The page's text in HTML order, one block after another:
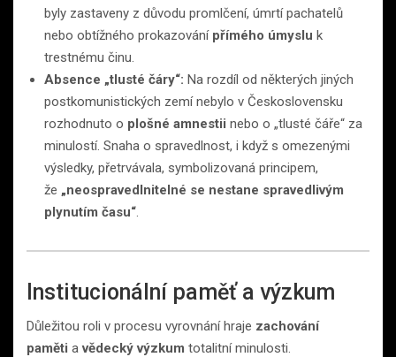
byly zastaveny z důvodu promlčení, úmrtí pachatelů
nebo obtížného prokazování přímého úmyslu k
trestnému činu.
Absence „tlusté čáry“: Na rozdíl od některých jiných
postkomunistických zemí nebylo v Československu
rozhodnuto o plošné amnestii nebo o „tlusté čáře“ za
minulostí. Snaha o spravedlnost, i když s omezenými
výsledky, přetrvávala, symbolizovaná principem,
že „neospravedlnitelné se nestane spravedlivým
plynutím času“.
Institucionální paměť a výzkum
Důležitou roli v procesu vyrovnání hraje zachování
paměti avědecký výzkum totalitní minulosti.